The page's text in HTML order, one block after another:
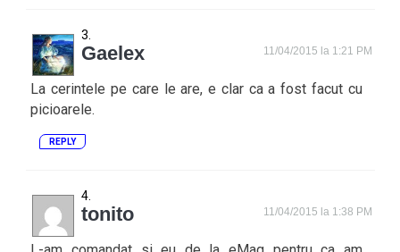
Gaelex 11/04/2015 la 1:21 PM
La cerintele pe care le are, e clar ca a fost facut cu
picioarele.
REPLY
tonito 11/04/2015 la 1:38 PM